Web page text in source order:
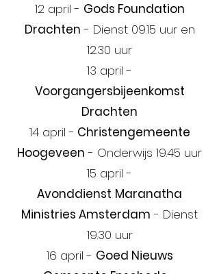
12 april - Gods Foundation
Drachten - Dienst 09.15 uur en
12.30 uur
13 april -
Voorgangersbijeenkomst
Drachten
14 april - Christengemeente
Hoogeveen - Onderwijs 19.45 uur
15 april -
Avonddienst Maranatha
Ministries Amsterdam - Dienst
19.30 uur
16 april - Goed Nieuws